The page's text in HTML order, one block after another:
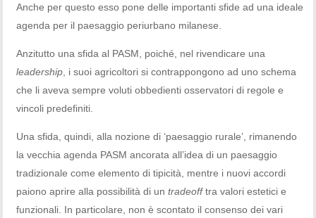
Anche per questo esso pone delle importanti sfide ad una ideale
agenda per il paesaggio periurbano milanese.
Anzitutto una sfida al PASM, poiché, nel rivendicare una
leadership , i suoi agricoltori si contrappongono ad uno schema
che li aveva sempre voluti obbedienti osservatori di regole e
vincoli predefiniti.
Una sfida, quindi, alla nozione di ‘paesaggio rurale’, rimanendo
la vecchia agenda PASM ancorata all’idea di un paesaggio
tradizionale come elemento di tipicità, mentre i nuovi accordi
paiono aprire alla possibilità di untradeofftra valori estetici e
funzionali. In particolare, non è scontato il consenso dei vari